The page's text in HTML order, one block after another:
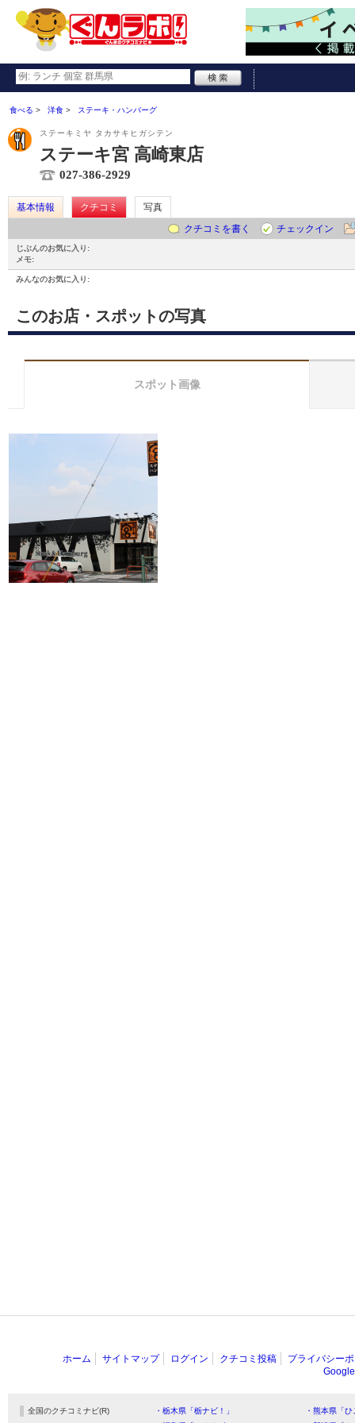
食べる 洋食 ステーキ・ハンバーグ
ステーキミヤ タカサキヒガシテン
ステーキ宮 高崎東店
027-386-2929
基本情報 クチコミ
写真
クチコミを書く
チェックイン
じぶんのお気に入り:
メモ:
みんなのお気に入り:
このお店・スポットの写真
スポット画像
ホーム サイトマップ ログイン クチコミ投稿
プライバシー
全国のクチコミナビ(R) ・栃木県「栃ナビ！」
・熊本県「